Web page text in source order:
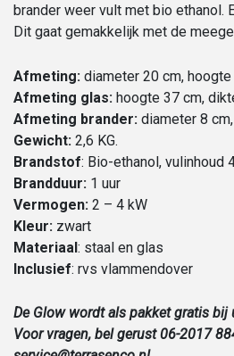
brander weer vult met bio ethanol.
Dit gaat gemakkelijk met de
Afmeting: diameter 20 cm, hoogte
Afmeting glas: hoogte 37 cm,
Afmeting brander: diameter 8
Gewicht: 2,6 KG.
Brandstof: Bio-ethanol, vulinhoud
Brandduur: 1 uur
Vermogen: 2 – 4 kW
Kleur: zwart
Materiaal: staal en glas
Inclusief: rvs vlammendover
De Glow wordt als pakket gratis bij
Voor vragen, bel gerust 06-2017